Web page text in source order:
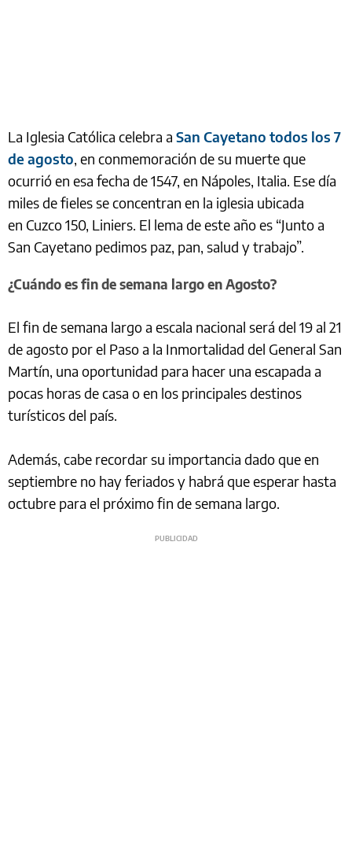
La Iglesia Católica celebra a San Cayetano todos los 7
de agosto, en conmemoración de su muerte que
ocurrió en esa fecha de 1547, en Nápoles, Italia. Ese día
miles de fieles se concentran en la iglesia ubicada
en Cuzco 150, Liniers. El lema de este año es “Junto a
San Cayetano pedimos paz, pan, salud y trabajo”.
¿Cuándo es fin de semana largo en Agosto?
El fin de semana largo a escala nacional será del 19 al 21
de agosto por el Paso a la Inmortalidad del General San
Martín, una oportunidad para hacer una escapada a
pocas horas de casa o en los principales destinos
turísticos del país.
Además, cabe recordar su importancia dado que en
septiembre no hay feriados y habrá que esperar hasta
octubre para el próximo fin de semana largo.